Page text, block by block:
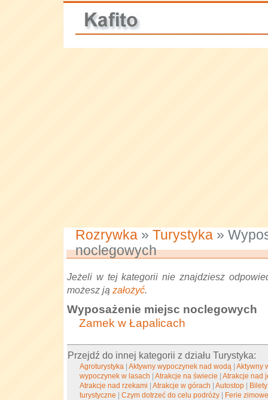
Rozrywka » Turystyka »
noclegowych
Jeżeli w tej kategorii nie znajdziesz
możesz ją założyć.
Wyposażenie miejsc noclegowych
Zamek w Łapalicach
Przejdź do innej kategorii z działu Turystyka:
Agroturystyka |Aktywny wypoczynek nad wodą |Aktywny
wypoczynek w lasach |Atrakcje na świecie |Atrakcje nad
Atrakcje nad rzekami |Atrakcje w górach |Autostop Bilety
turystyczne |Czym dotrzeć do celu podróży
Ferie